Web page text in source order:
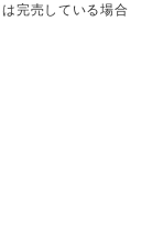
完売している場合